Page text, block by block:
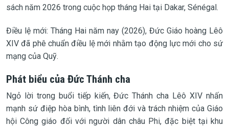
sách năm 2026 trong cuộc họp tháng Hai tại Dakar, Sénégal.
Điều lệ mới: Tháng Hai năm nay (2026), Đức Giáo hoàng Lêô
XIV đã phê chuẩn điều lệ mới nhằm tạo động lực mới cho sứ
mạng của Quỹ.
Phát biểu của Đức Thánh cha
Ngỏ lời trong buổi tiếp kiến, Đức Thánh cha Lêô XIV nhấn
mạnh sứ điệp hòa bình, tình liên đới và trách nhiệm của Giáo
hội Công giáo đối với người dân châu Phi, đặc biệt tại khu